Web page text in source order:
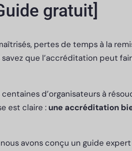
gratuit]
pertes de temps à la
que l’accréditation peut
d’organisateurs à
est claire : une accréditation
avons conçu un guide